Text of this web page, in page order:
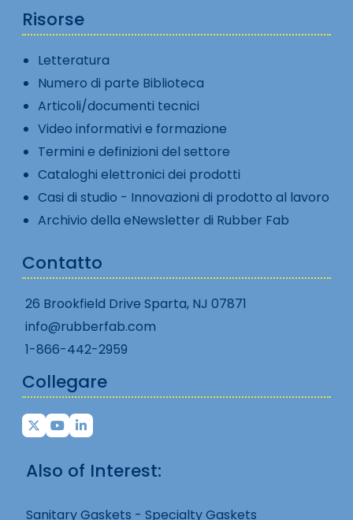
Risorse
Letteratura
Numero di parte Biblioteca
Articoli/documenti tecnici
Video informativi e formazione
Termini e definizioni del settore
Cataloghi elettronici dei prodotti
Casi di studio - Innovazioni di prodotto al lavoro
Archivio della eNewsletter di Rubber Fab
Contatto
26 Brookfield Drive Sparta, NJ 07871
info@rubberfab.com
1-866-442-2959
Collegare
Also of Interest:
Sanitary Gaskets - Specialty Gaskets